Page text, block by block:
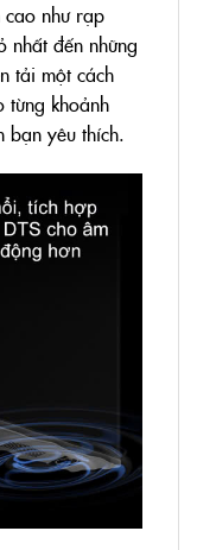
như rạp
nhất đến những
tải một cách
từng khoảnh
bạn yêu thích.